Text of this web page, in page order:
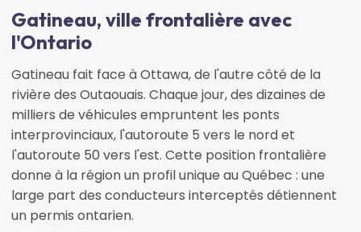
Gatineau, ville frontalière avec
l'Ontario
Gatineau fait face à Ottawa, de l'autre côté de la
rivière des Outaouais. Chaque jour, des dizaines de
milliers de véhicules empruntent les ponts
interprovinciaux, l'autoroute 5 vers le nord et
l'autoroute 50 vers l'est. Cette position frontalière
donne à la région un profil unique au Québec : une
large part des conducteurs interceptés détiennent
un permis ontarien.